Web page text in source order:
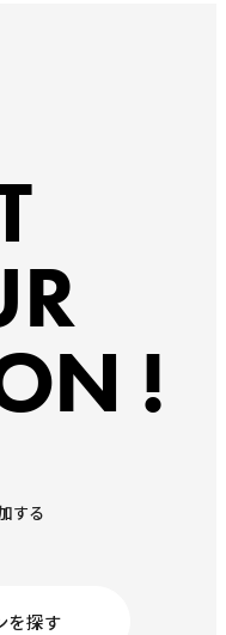
!
する
を探す